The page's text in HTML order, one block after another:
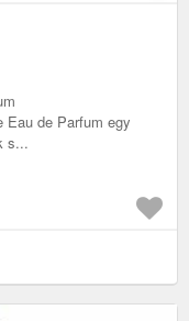
Eau de Parfum egy
s...